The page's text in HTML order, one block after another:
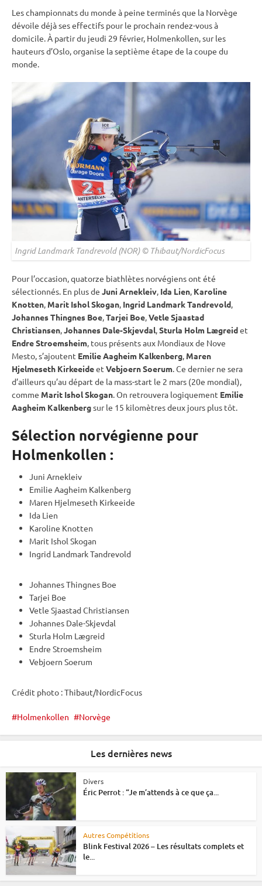
Leschampionnats du monde à peine terminés que la Norvège
dévoile déjà ses effectifs pour le prochain rendez-vous à
domicile. À partir du jeudi 29 février, Holmenkollen , sur les
hauteurs d’Oslo, organise la septième étape de lacoupe du
monde
Ingrid Landmark Tandrevold (NOR) © Thibaut/NordicFocus
Pour l’occasion, quatorze biathlètes norvégiens ont été
sélectionnés. En plus de Juni Arnekleiv Ida Lien Karoline
Knotten Marit Ishol Skogan Ingrid Landmark Tandrevold
Johannes Thingnes Boe Tarjei Boe Vetle Sjaastad
Christiansen Johannes Dale-Skjevdal Sturla Holm Lægreidet
Endre Stroemsheim , tous présents aux Mondiaux de Nove
Mesto, s’ajoutent Emilie Aagheim Kalkenberg Maren
Hjelmeseth Kirkeeideet Vebjoern Soerum . Ce dernier ne sera
d’ailleurs qu’au départ de la mass-start le 2 mars (20e mondial),
comme Marit Ishol Skogan . On retrouvera logiquement Emilie
Aagheim Kalkenbergsur le 15 kilomètres deux jours plus tôt.
Sélection norvégienne pour
Holmenkollen :
Juni Arnekleiv
Emilie Aagheim Kalkenberg
Maren Hjelmeseth Kirkeeide
Ida Lien
Karoline Knotten
Marit Ishol Skogan
Ingrid Landmark Tandrevold
Johannes Thingnes Boe
Tarjei Boe
Vetle Sjaastad Christiansen
Johannes Dale-Skjevdal
Sturla Holm Lægreid
Endre Stroemsheim
Vebjoern Soerum
Crédit photo : Thibaut/NordicFocus
Holmenkollen Norvège
Les dernières news
Divers
Éric Perrot : “Je m’attends à ce que ça...
Autres Compétitions
Blink Festival 2026 – Les résultats complets et
le...